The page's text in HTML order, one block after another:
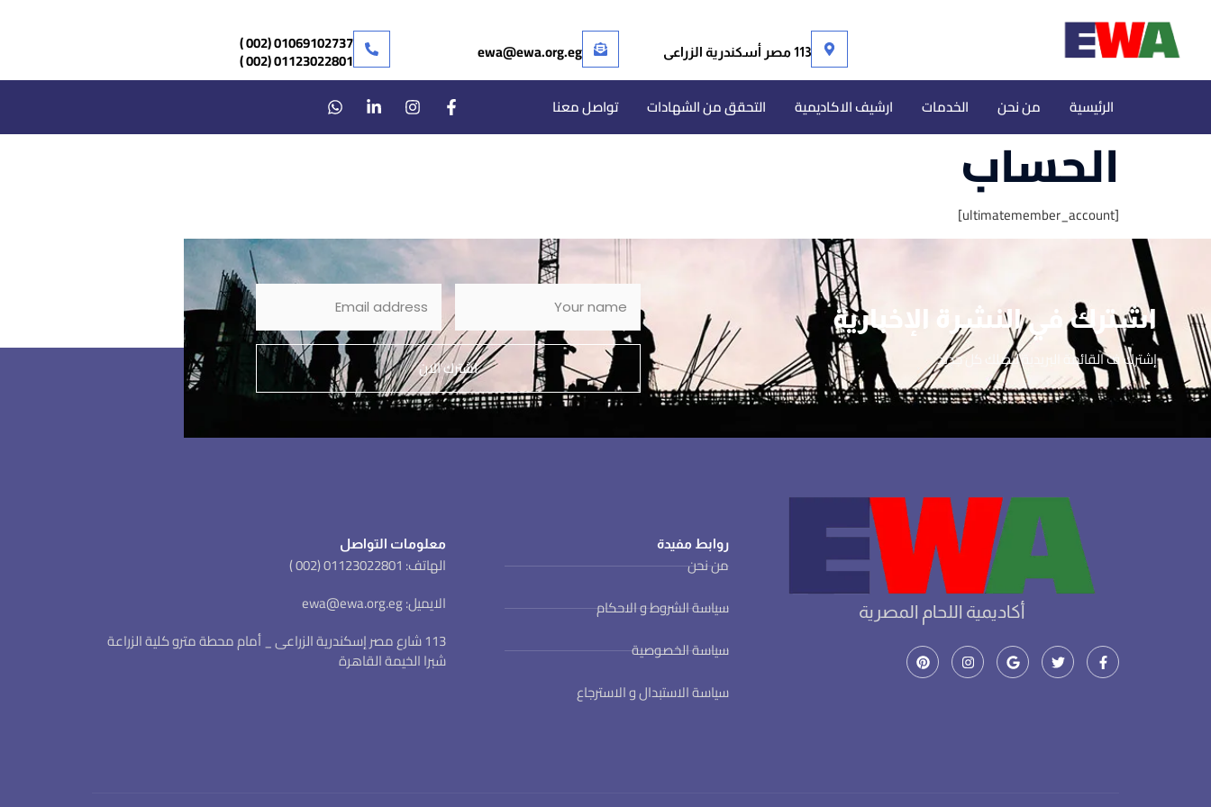
113 مصر أسكندرية الزراعى ewa@ewa.org.eg
01069102737 (002 )
01123022801 (002 )
الرئيسية
من نحن الخدمات ارشيف الاكاديمية التحقق من الشهادات تواصل معنا
الحساب
[ultimatemember_account]
اشترك في النشرة الإخبارية
إشترك ف القائمة البريدية ليصلك كل جديد اشترك الان
أكاديمية اللحام المصرية
روابط مفيدة
من نحن
سياسة الشروط و الاحكام
سياسة الخصوصية
سياسة الاستبدال و الاسترجاع
معلومات التواصل
الهاتف: 01123022801 (002 )
الايميل: ewa@ewa.org.eg
113 شارع مصر إسكندرية الزراعى _ أمام محطة مترو كلية الزراعة
شبرا الخيمة القاهرة